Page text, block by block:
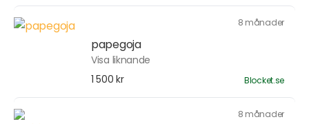
8 månader
papegoja
Visa liknande
1 500 kr
Blocket.se
8 månader